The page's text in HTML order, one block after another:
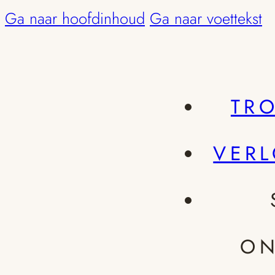
Ga naar hoofdinhoud Ga naar voettekst